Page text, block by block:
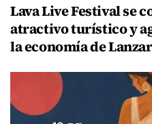
Lava Live Festival se
atractivo turístico y
la economía de